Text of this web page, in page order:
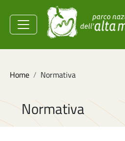
Salta al contenuto principale
Home
Normativa
Normativa